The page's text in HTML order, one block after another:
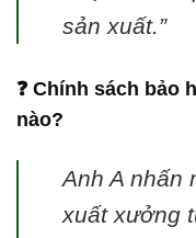
sản xuất.”
❓ Chính sách bảo
nào?
Anh A nhấn
xuất xưởng